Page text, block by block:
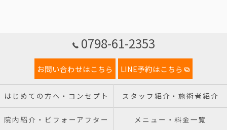
0798-61-2353
お問い合わせはこちら LINE予約はこちら
はじめての方へ・コンセプト スタッフ紹介・施術者紹介
院内紹介・ビフォーアフター メニュー・料金一覧